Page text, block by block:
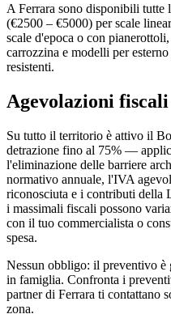
A Ferrara sono disponibili
(€2500 – €5000) per scale
scale d'epoca o con
carrozzina e modelli per
resistenti.
Agevolazioni
Su tutto il territorio è attivo il
detrazione fino al 75% —
l'eliminazione delle barriere
normativo annuale, l'IVA
riconosciuta e i contributi della
i massimali fiscali possono
con il tuo commercialista o
spesa.
Nessun obbligo: il preventivo è
in famiglia. Confronta i
partner di Ferrara ti contattano
zona.